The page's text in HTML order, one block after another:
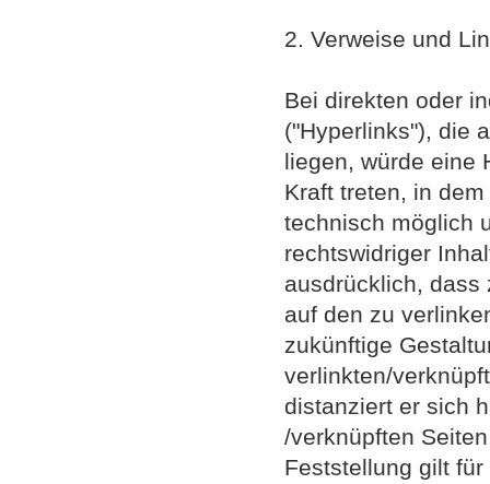
2. Verweise und
Bei direkten oder
("Hyperlinks"), die
liegen, würde eine
Kraft treten, in
technisch möglich
rechtswidriger
ausdrücklich, dass
auf den zu
zukünftige
verlinkten/
distanziert er sich
/verknüpften
Feststellung gilt